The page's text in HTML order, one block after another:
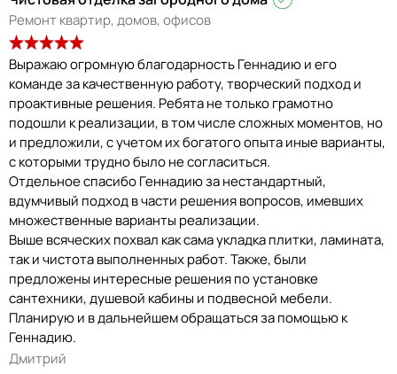
Ремонт квартир, домов, офисов
Выражаю огромную благодарность Геннадию и его
команде за качественную работу, творческий подход и
проактивные решения. Ребята не только грамотно
подошли к реализации, в том числе сложных моментов, но
и предложили, с учетом их богатого опыта иные варианты,
с которыми трудно было не согласиться.
Отдельное спасибо Геннадию за нестандартный,
вдумчивый подход в части решения вопросов, имевших
множественные варианты реализации.
Выше всяческих похвал как сама укладка плитки, ламината,
так и чистота выполненных работ. Также, были
предложены интересные решения по установке
сантехники, душевой кабины и подвесной мебели.
Планирую и в дальнейшем обращаться за помощью к
Геннадию.
Дмитрий